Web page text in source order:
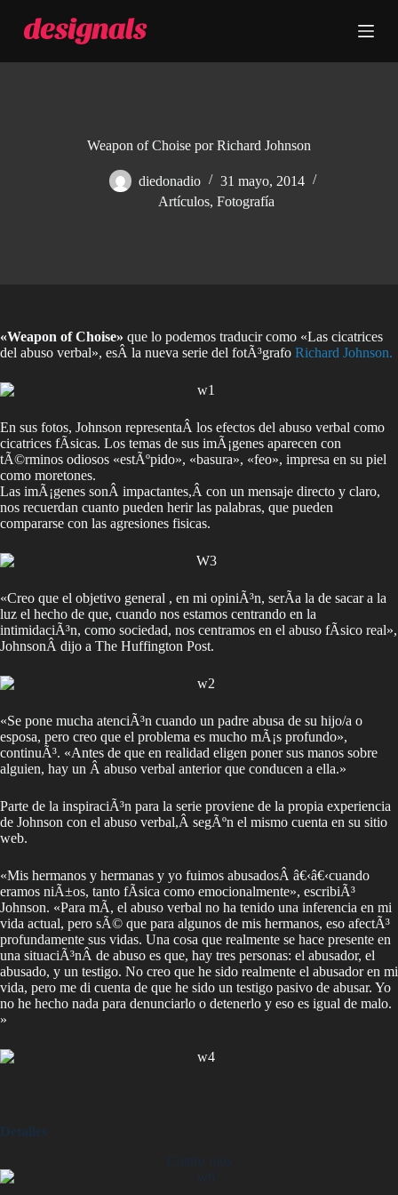
t
Weapon of Choise por Richard Johnson
diedonadio
31 mayo, 2014
Artículos,Fotografía
«Weapon of Choise» que lo podemos traducir como «Las cicatrices
del abuso verbal», esÂ la nueva serie del fotÃ³grafo Richard Johnson.
En sus fotos, Johnson representaÂ los efectos del abuso verbal como
cicatrices fÃ­sicas. Los temas de sus imÃ¡genes aparecen con
tÃ©rminos odiosos «estÃºpido», «basura», «feo», impresa en su piel
como moretones.
Las imÃ¡genes sonÂ impactantes,Â con un mensaje directo y claro,
nos recuerdan cuanto pueden herir las palabras, que pueden
compararse con las agresiones fisicas.
«Creo que el objetivo general , en mi opiniÃ³n, serÃ­a la de sacar a la
luz el hecho de que, cuando nos estamos centrando en la
intimidaciÃ³n, como sociedad, nos centramos en el abuso fÃ­sico real»,
JohnsonÂ dijo a The Huffington Post.
«Se pone mucha atenciÃ³n cuando un padre abusa de su hijo/a o
esposa, pero creo que el problema es mucho mÃ¡s profundo»,
continuÃ³. «Antes de que en realidad eligen poner sus manos sobre
alguien, hay un Â abuso verbal anterior que conducen a ella.»
Parte de la inspiraciÃ³n para la serie proviene de la propia experiencia
de Johnson con el abuso verbal,Â segÃºn el mismo cuenta en su sitio
web.
«Mis hermanos y hermanas y yo fuimos abusadosÂ â€‹â€‹cuando
eramos niÃ±os, tanto fÃ­sica como emocionalmente», escribiÃ³
Johnson. «Para mÃ­, el abuso verbal no ha tenido una inferencia en mi
vida actual, pero sÃ© que para algunos de mis hermanos, eso afectÃ³
profundamente sus vidas. Una cosa que realmente se hace presente en
una situaciÃ³nÂ de abuso es que, hay tres personas: el abusador, el
abusado, y un testigo. No creo que he sido realmente el abusador en mi
vida, pero me di cuenta de que he sido un testigo pasivo de abusar. Yo
no he hecho nada para denunciarlo o detenerlo y eso es igual de malo.
»
Detalles
Cuatro ojos